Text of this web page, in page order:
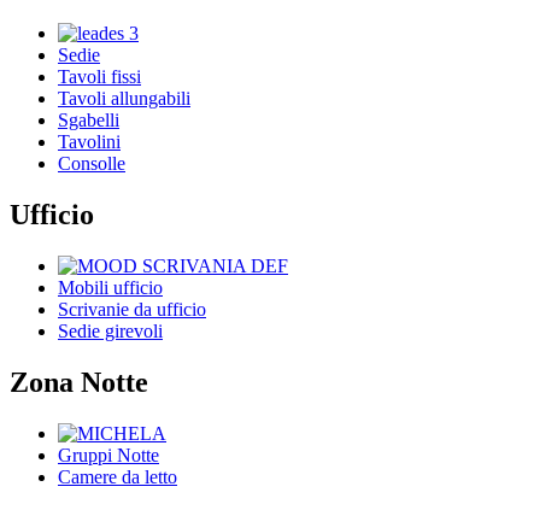
Sedie
Tavoli fissi
Tavoli allungabili
Sgabelli
Tavolini
Consolle
Ufficio
Mobili ufficio
Scrivanie da ufficio
Sedie girevoli
Zona Notte
Gruppi Notte
Camere da letto